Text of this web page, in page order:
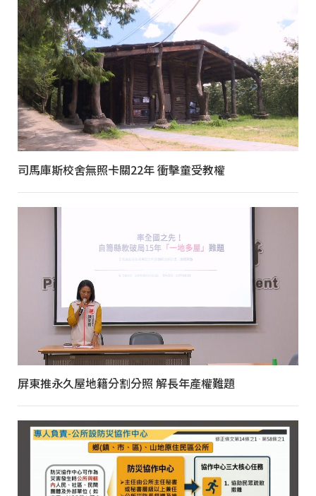
司馬庫斯校舍無照卡關22年 衝擊童受教權
屏東推永久屋地籍分割分照 解長年產權難題